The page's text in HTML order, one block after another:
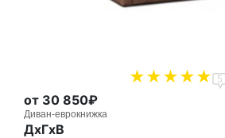
5
от 30 850₽
Диван-еврокнижка
ДxГxВ